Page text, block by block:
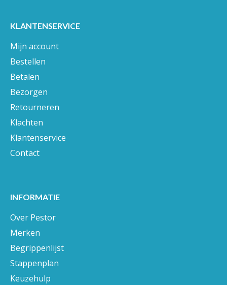
KLANTENSERVICE
Mijn account
Bestellen
Betalen
Bezorgen
Retourneren
Klachten
Klantenservice
Contact
INFORMATIE
Over Pestor
Merken
Begrippenlijst
Stappenplan
Keuzehulp